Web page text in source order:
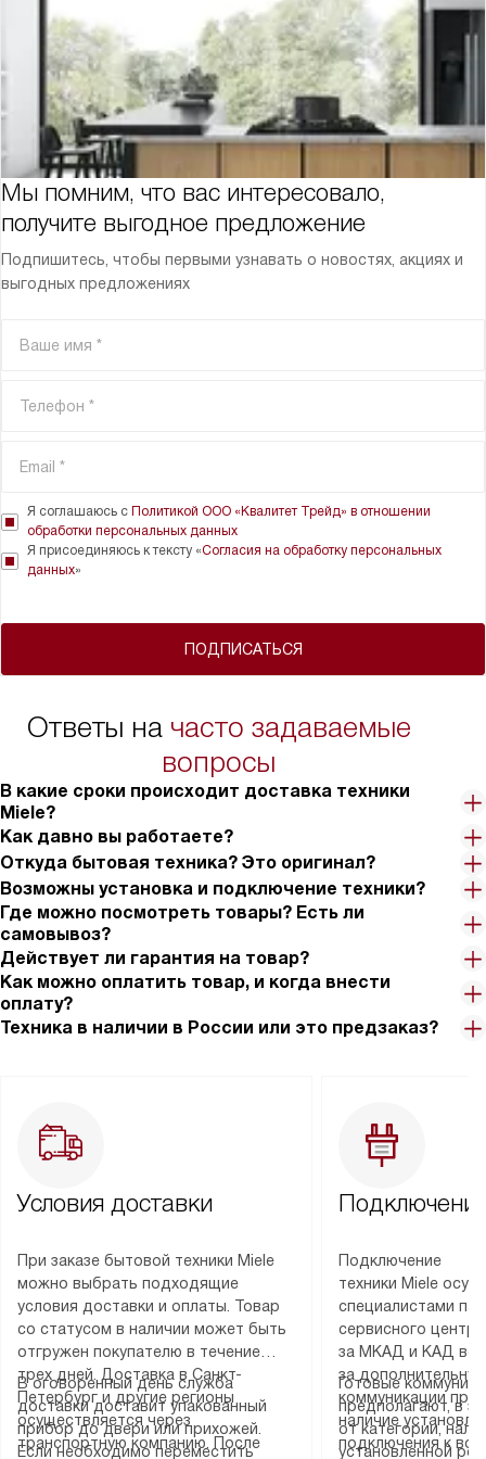
Мы помним, что вас интересовало,
получите выгодное предложение
Подпишитесь, чтобы первыми узнавать о новостях, акциях и
выгодных предложениях
ПОДПИСАТЬСЯ
Я соглашаюсь с Политикой ООО «Квалитет Трейд» в отношении
обработки персональных данных
Я присоединяюсь к тексту «Согласия на обработку персональных
данных»
Ответы на часто задаваемые
вопросы
В какие сроки происходит доставка техники
Miele?
Как давно вы работаете?
Откуда бытовая техника? Это оригинал?
Возможны установка и подключение техники?
Где можно посмотреть товары? Есть ли
самовывоз?
Действует ли гарантия на товар?
Как можно оплатить товар, и когда внести
оплату?
Техника в наличии в России или это предзаказ?
Условия доставки
При заказе бытовой техники Miele
можно выбрать подходящие
условия доставки и оплаты. Товар
со статусом в наличии может быть
отгружен покупателю в течение
трех дней. Доставка в Санкт-
Петербург и другие регионы
осуществляется через
транспортную компанию. После
В оговоренный день служба
доставки доставит упакованный
прибор до двери или прихожей.
Если необходимо переместить
Подключение
техники Miele
специалистами
сервисного
за МКАД и КАД
за
коммуникации
наличие
подключения к
Готовые
предполагают, в
от категории,
установленной